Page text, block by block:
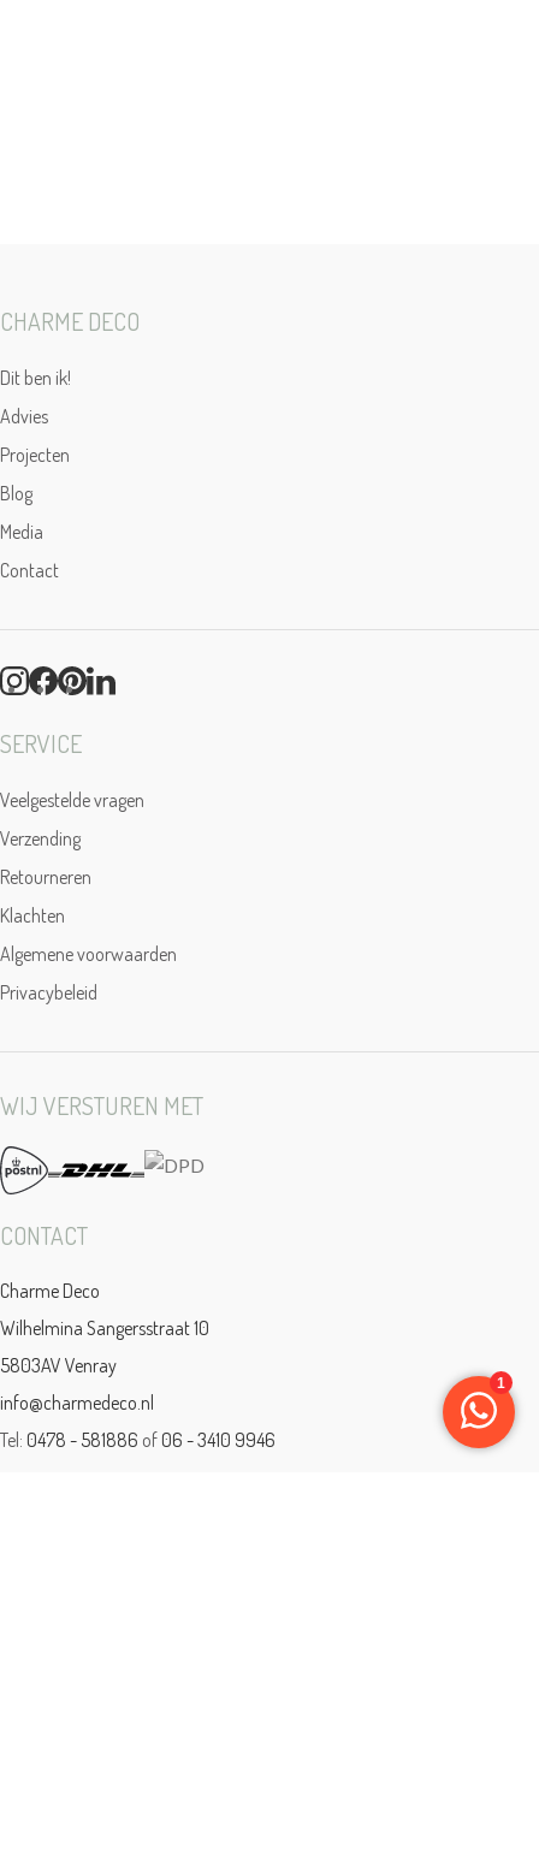
CHARME DECO
Dit ben ik!
Advies
Projecten
Blog
Media
Contact
SERVICE
Veelgestelde vragen
Verzending
Retourneren
Klachten
Algemene voorwaarden
Privacybeleid
WIJ VERSTUREN MET
CONTACT
Charme Deco
Wilhelmina Sangersstraat 10
5803AV Venray
info@charmedeco.nl
Tel: 0478 - 581886 of 06 - 3410 9946